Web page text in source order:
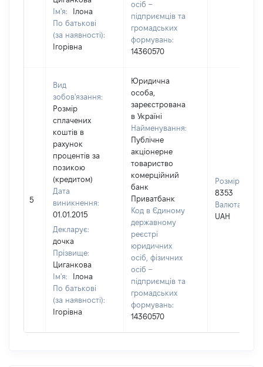
Ім'я:
Ілона
По батькові
(за наявності):
Ігорівна
осіб –
підприємців та
громадських
формувань:
14360570
5
Вид
зобов'язання:
Розмір
сплачених
коштів в
рахунок
процентів за
позикою
(кредитом)
Дата
виникнення:
01.01.2015
Декларує:
дочка
Прізвище:
Циганкова
Ім'я:
Ілона
По батькові
(за наявності):
Ігорівна
Юридична
особа,
зареєстрована
в Україні
Найменування:
Публічне
акціонерне
товариство
комерційний
банк
Приватбанк
Код в Єдиному
державному
реєстрі
юридичних
осіб, фізичних
осіб –
підприємців та
громадських
формувань:
14360570
Розмір:
8353
Валюта:
UAH